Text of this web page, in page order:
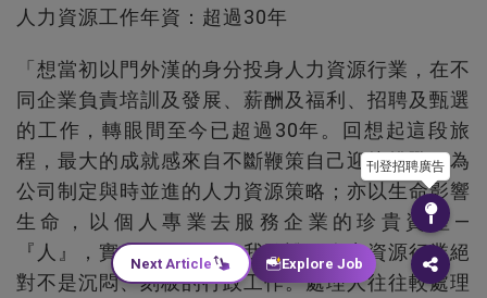
人力資源工作年資：超過30年
「想當初以門外漢的身分投身人力資源行業，在不
同企業負責培訓及發展、薪酬及福利、招聘及甄選
的工作，轉眼間至今已超過30年。回想起這段旅
程，最大的成就感來自不斷鞭策自己迎接挑戰，為
公司制定與時並進的人力資源策略；亦以生命影響
生命，以個人專業去服務企業的珍貴資產—
『人』，實在意義非凡。我敢說，人力資源行業絕
對不是沉悶、刻板的行政工作。處理人往往較處理
刊登招聘廣告
Next Article Explore Job